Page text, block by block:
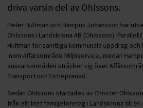
driva varsin del av Ohlssons.
Peter Hultman och Hampus Johansson har
Ohlssons i Landskrona AB (Ohlssons).
Hultman för samtliga kommunala uppdrag och
inom Affärsområde Miljöservice, medan
ansvarsområden sträcker sig över
Transport och Entreprenad.
Sedan Ohlssons startades av Christer
från ett litet familjeföretag i Landskrona till en